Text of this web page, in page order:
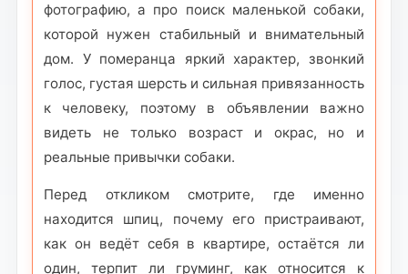
фотографию, а про поиск маленькой собаки,
которой нужен стабильный и внимательный
дом. У померанца яркий характер, звонкий
голос, густая шерсть и сильная привязанность
к человеку, поэтому в объявлении важно
видеть не только возраст и окрас, но и
реальные привычки собаки.
Перед откликом смотрите, где именно
находится шпиц, почему его пристраивают,
как он ведёт себя в квартире, остаётся ли
один, терпит ли груминг, как относится к